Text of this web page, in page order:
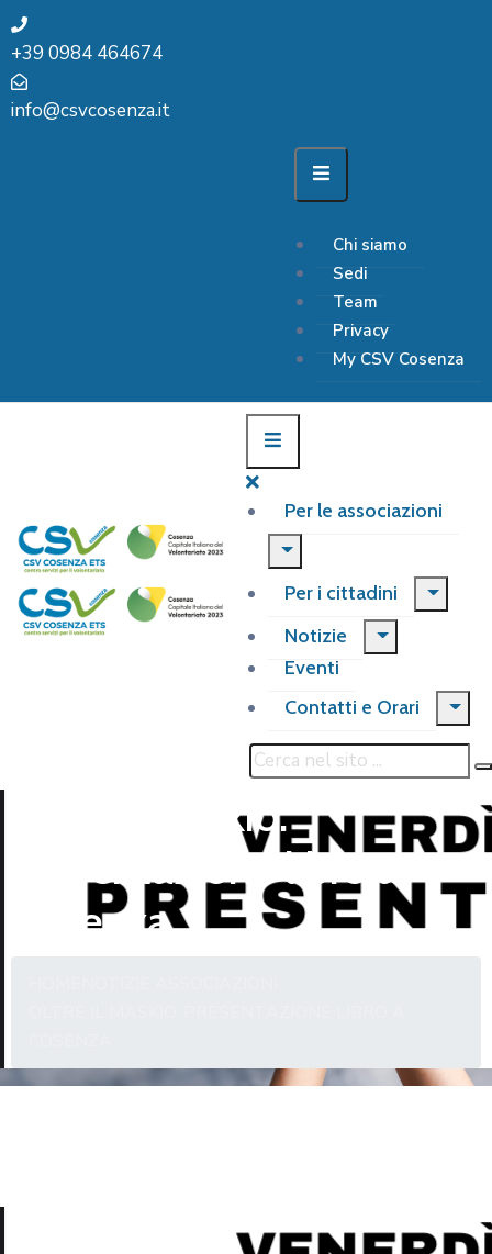
+39 0984 464674
info@csvcosenza.it
Chi siamo
Sedi
Team
Privacy
My CSV Cosenza
Per le associazioni
Per i cittadini
Notizie
Eventi
Contatti e Orari
Oltre il maskio.
Presentazione libro a
Cosenza